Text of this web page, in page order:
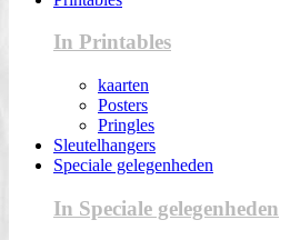
In Printables
kaarten
Posters
Pringles
Sleutelhangers
Speciale gelegenheden
In Speciale gelegenheden